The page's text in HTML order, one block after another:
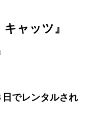
ャッツ』
でレンタルされ